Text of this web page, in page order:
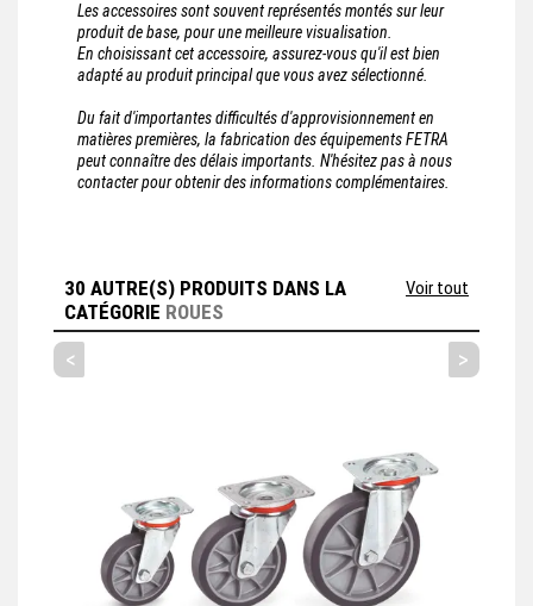
Les accessoires sont souvent représentés montés sur leur
produit de base, pour une meilleure visualisation.
En choisissant cet accessoire, assurez-vous qu'il est bien
adapté au produit principal que vous avez sélectionné.
Du fait d'importantes difficultés d'approvisionnement en
matières premières, la fabrication des équipements FETRA
peut connaître des délais importants. N'hésitez pas à nous
contacter pour obtenir des informations complémentaires.
30 AUTRE(S) PRODUITS DANS LA
CATÉGORIE ROUES
Voir tout
< >